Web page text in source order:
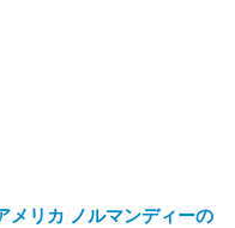
リカ ノルマンディーの